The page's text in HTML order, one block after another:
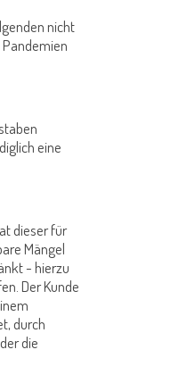
nicht
eine
dieser für
Mängel
- hierzu
Der Kunde
durch
die